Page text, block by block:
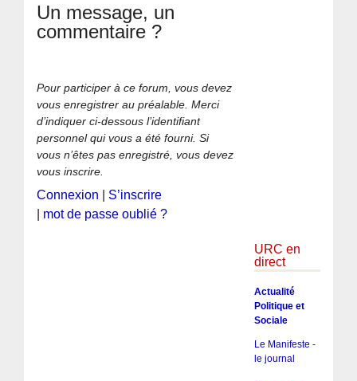
Un message, un
commentaire ?
Pour participer à ce forum, vous devez
vous enregistrer au préalable. Merci
d’indiquer ci-dessous l’identifiant
personnel qui vous a été fourni. Si
vous n’êtes pas enregistré, vous devez
vous inscrire.
Connexion
S’inscrire
mot de passe oublié ?
URC en
direct
Actualité
Politique et
Sociale
Le Manifeste -
le journal